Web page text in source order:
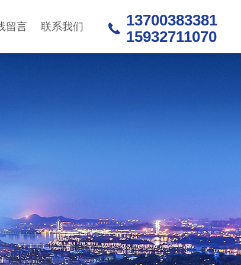
留言 联系我们
13700383381
15932711070